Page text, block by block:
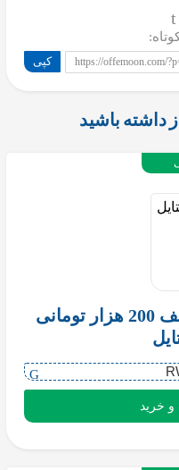
https://offemoon.com/ کپی
داشته باشید
استایل مردانه بزن با تخفیف 200 هزار تومانی
و خرید